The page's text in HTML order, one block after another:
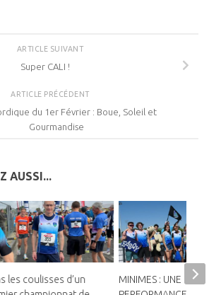
ARTICLE SUIVANT
Super CALI !
ARTICLE PRÉCÉDENT
du 1er Février : Boue, Soleil et
Gourmandise
AUSSI...
les coulisses d’un
MINIMES : UNE